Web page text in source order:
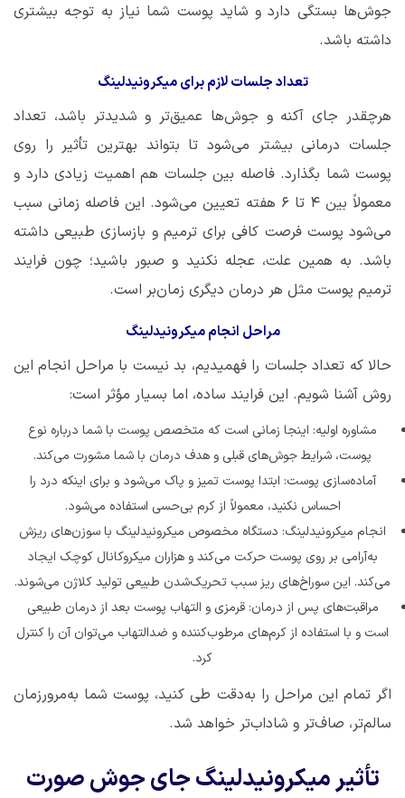
جوش‌ها بستگی دارد و شاید پوست شما نیاز به توجه بیشتری
داشته باشد.
تعداد جلسات لازم برای میکرونیدلینگ
هرچقدر جای آکنه و جوش‌ها عمیق‌تر و شدیدتر باشد، تعداد
جلسات درمانی بیشتر می‌شود تا بتواند بهترین تأثیر را روی
پوست شما بگذارد. فاصله بین جلسات هم اهمیت زیادی دارد و
معمولاً بین ۴ تا ۶ هفته تعیین می‌شود. این فاصله زمانی سبب
می‌شود پوست فرصت کافی برای ترمیم و بازسازی طبیعی داشته
باشد. به همین علت، عجله نکنید و صبور باشید؛ چون فرایند
ترمیم پوست مثل هر درمان دیگری زمان‌بر است.
مراحل انجام میکرونیدلینگ
حالا که تعداد جلسات را فهمیدیم، بد نیست با مراحل انجام این
روش آشنا شویم. این فرایند ساده، اما بسیار مؤثر است:
مشاوره اولیه: اینجا زمانی است که متخصص پوست با شما درباره نوع
پوست، شرایط جوش‌های قبلی و هدف درمان با شما مشورت می‌کند.
آماده‌سازی پوست: ابتدا پوست تمیز و پاک می‌شود و برای اینکه درد را
احساس نکنید، معمولاً از کرم بی‌حسی استفاده می‌شود.
انجام میکرونیدلینگ: دستگاه مخصوص میکرونیدلینگ با سوزن‌های ریزش
به‌آرامی بر روی پوست حرکت می‌کند و هزاران میکروکانال کوچک ایجاد
می‌کند. این سوراخ‌های ریز سبب تحریک‌شدن طبیعی تولید کلاژن می‌شوند.
مراقبت‌های پس از درمان: قرمزی و التهاب پوست بعد از درمان طبیعی
است و با استفاده از کرم‌های مرطوب‌کننده و ضدالتهاب می‌توان آن را کنترل
کرد.
اگر تمام این مراحل را به‌دقت طی کنید، پوست شما به‌مرورزمان
سالم‌تر، صاف‌تر و شاداب‌تر خواهد شد.
تأثیر میکرونیدلینگ جای جوش صورت